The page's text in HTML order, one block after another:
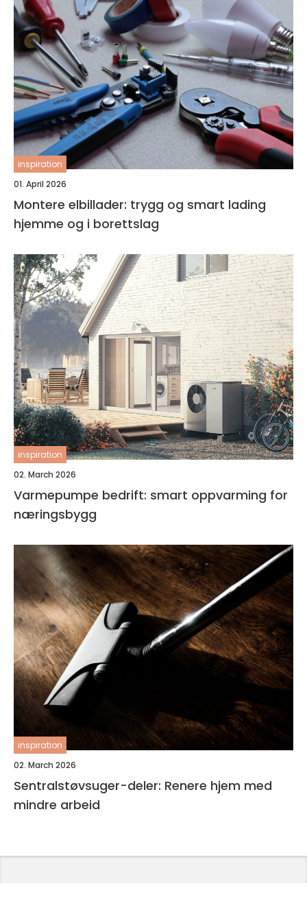
inspiration
01. April 2026
Montere elbillader: trygg og smart lading
hjemme og i borettslag
inspiration
02. March 2026
Varmepumpe bedrift: smart oppvarming for
næringsbygg
inspiration
02. March 2026
Sentralstøvsuger-deler: Renere hjem med
mindre arbeid